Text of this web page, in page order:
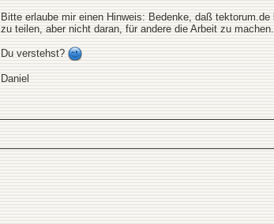
Bitte erlaube mir einen Hinweis: Bedenke, daß
zu teilen, aber nicht daran, für andere die Arbeit zu machen.
Du verstehst?
Daniel